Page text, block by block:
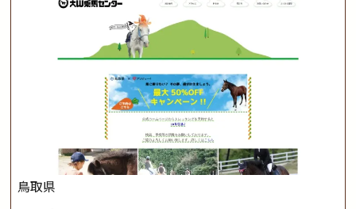
このクラスで把握し、「馬に触れること」にも慣れてい
きましょう。 スタートクラス ビギナークラスで単独で
軽速歩(けいはやあし)ができるようになったら スタート
クラスへ。 グループレッスンで馬のスピードを調整し
ながら 軽速歩・正反撞(せいはんどう)を学びます。 安定
した手綱操作と軽速歩・正反撞ができるようになれば
駈歩(かけあし)練習に入ります。 ホップクラス スタート
クラスで常歩(なみあし)や 速歩、駈歩の初歩をマスター
したら、 次は部班にて駈歩を含めた誘導練習を行いま
鳥取県